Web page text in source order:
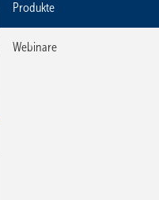
es sich um Beton, Estrich, eine
eine Dämmschicht oder
gegenüber
selbstklebende Überlappung
Produkte
Webinare